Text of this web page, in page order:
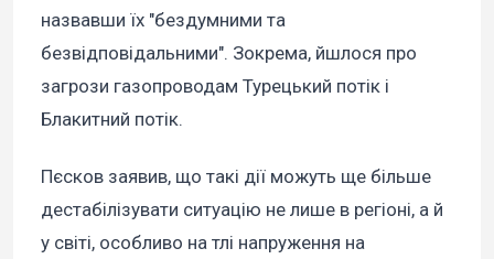
назвавши їх "бездумними та
безвідповідальними". Зокрема, йшлося про
загрози газопроводам Турецький потік і
Блакитний потік.
Пєсков заявив, що такі дії можуть ще більше
дестабілізувати ситуацію не лише в регіоні, а й
у світі, особливо на тлі напруження на